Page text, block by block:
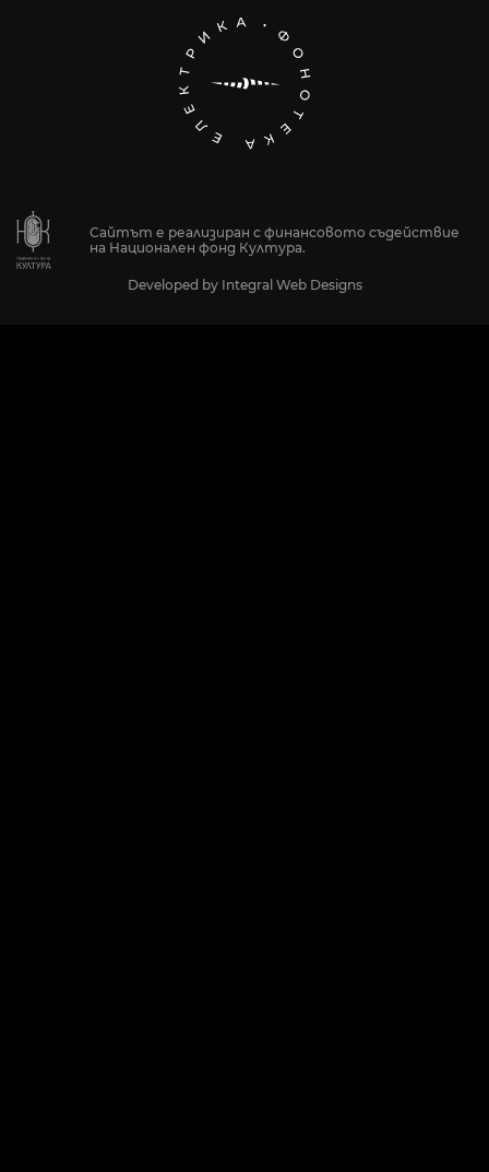
Сайтът е реализиран с финансовото съдействие
на Национален фонд Култура.
Developed by Integral Web Designs